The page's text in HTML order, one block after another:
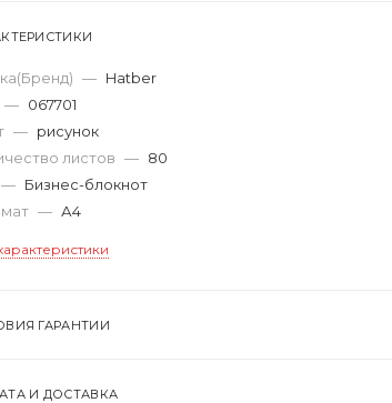
— Hatber
— 067701
— рисунок
листов — 80
— Бизнес-блокнот
— А4
ГАРАНТИИ
И ДОСТАВКА